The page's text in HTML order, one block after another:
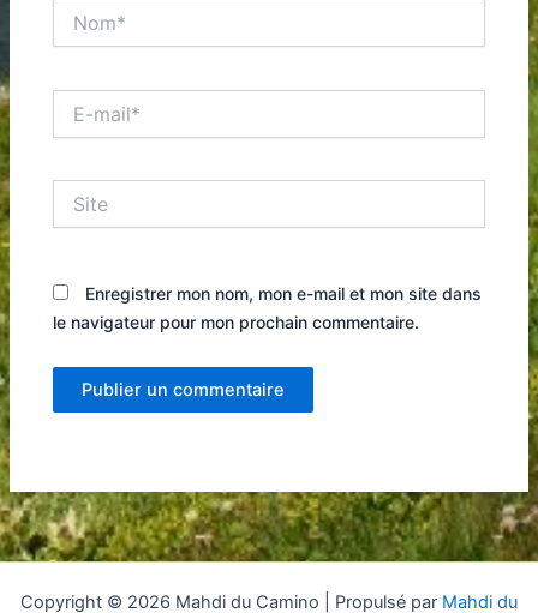
mail*
Enregistrer mon nom, mon e-mail et mon site dans
le navigateur pour mon prochain commentaire.
Copyright © 2026 Mahdi du Camino | Propulsé par Mahdi du